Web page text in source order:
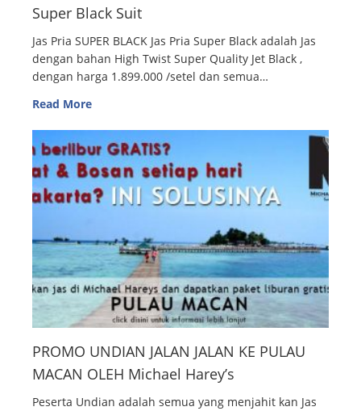
Super Black Suit
Jas Pria SUPER BLACK Jas Pria Super Black adalah Jas
dengan bahan High Twist Super Quality Jet Black ,
dengan harga 1.899.000 /setel dan semua…
Read More
PROMO UNDIAN JALAN JALAN KE PULAU
MACAN OLEH Michael Harey’s
Peserta Undian adalah semua yang menjahit kan Jas